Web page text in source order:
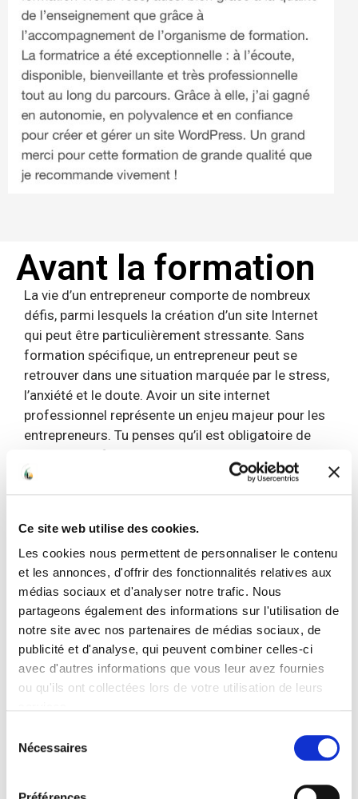
Ce site web utilise des cookies.
Les cookies nous permettent de personnaliser le contenu
et les annonces, d'offrir des fonctionnalités relatives aux
médias sociaux et d'analyser notre trafic. Nous
partageons également des informations sur l'utilisation de
notre site avec nos partenaires de médias sociaux, de
publicité et d'analyse, qui peuvent combiner celles-ci
avec d'autres informations que vous leur avez fournies
ou qu'ils ont collectées lors de votre utilisation de leurs
Nécessaires
Avant la formation
La vie d’un entrepreneur comporte de nombreux
défis, parmi lesquels la création d’un site Internet
qui peut être particulièrement stressante. Sans
formation spécifique, un entrepreneur peut se
retrouver dans une situation marquée par le stress,
l’anxiété et le doute. Avoir un site internet
professionnel représente un enjeu majeur pour les
entrepreneurs. Tu penses qu’il est obligatoire de
dépenser un fortune pour obtenir un site internet et
en plus tu n’es même pas autonome pour apporter
des modifications. Tu verras que la formation va
S'inscrire
Après la formation
Pendant la formation, tu vas apprendre à maîtriser les
outils et techniques essentiels pour créer et gérer
ton site internet de manière efficace et autonome. Tu
analyser tes performances et adapter ta stratégie en